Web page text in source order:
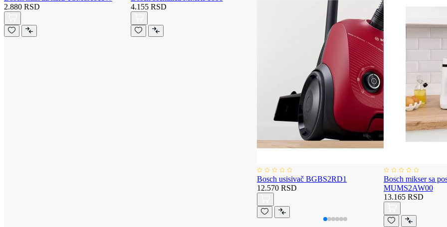
2.880 RSD
4.155 RSD
Bosch usisivač BGBS2RD1
12.570 RSD
Bosch mikser sa
MUMS2AW00
13.165 RSD